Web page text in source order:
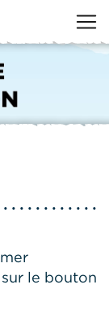
le bouton